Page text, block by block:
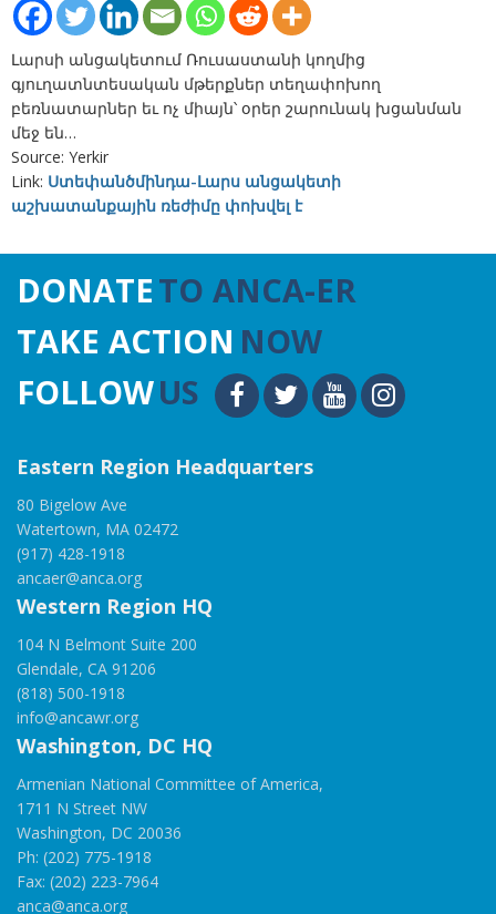
Լարսի անցակետում Ռուսաստանի կողմից
գյուղատնտեսական մթերքներ տեղափոխող
բեռնատարներ եւ ոչ միայն՝ օրեր շարունակ խցանման
մեջ են…
Source: Yerkir
Link: Ստեփանծմինդա-Լարս անցակետի
աշխատանքային ռեժիմը փոխվել է
DONATETO ANCA-ER
TAKE ACTION NOW
FOLLOWUS
Eastern Region Headquarters
80 Bigelow Ave
Watertown, MA 02472
(917) 428-1918
ancaer@anca.org
Western Region HQ
104 N Belmont Suite 200
Glendale, CA 91206
(818) 500-1918
info@ancawr.org
Washington, DC HQ
Armenian National Committee of America,
1711 N Street NW
Washington, DC 20036
Ph: (202) 775-1918
Fax: (202) 223-7964
anca@anca.org